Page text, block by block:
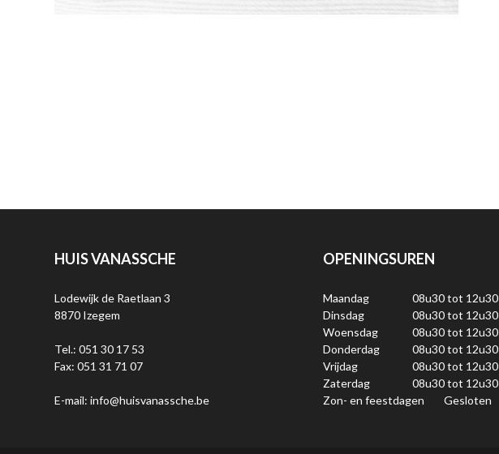
HUIS VANASSCHE
Lodewijk de Raetlaan 3
8870 Izegem
Tel.: 051 30 17 53
Fax: 051 31 71 07
E-mail: info@huisvanassche.be
OPENINGSUREN
Maandag 08u30 tot 12u30
Dinsdag
08u30 tot 12u30
Woensdag
08u30 tot 12u30
Donderdag
08u30 tot 12u30
Vrijdag
08u30 tot 12u30
Zaterdag
08u30 tot 12u30
Zon- en feestdagen
Gesloten